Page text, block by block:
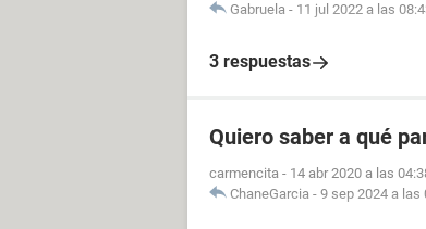
Gabruela - 11 jul 2022 a las
3 respuestas
Quiero saber a qué
carmencita - 14 abr 2020 a las
ChaneGarcia - 9 sep 2024 a las